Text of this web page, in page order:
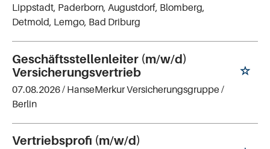
Lippstadt, Paderborn, Augustdorf, Blomberg,
Detmold, Lemgo, Bad Driburg
Geschäftsstellenleiter (m/w/d)
Versicherungsvertrieb
07.08.2026 / HanseMerkur Versicherungsgruppe/
Berlin
Vertriebsprofi (m/w/d)